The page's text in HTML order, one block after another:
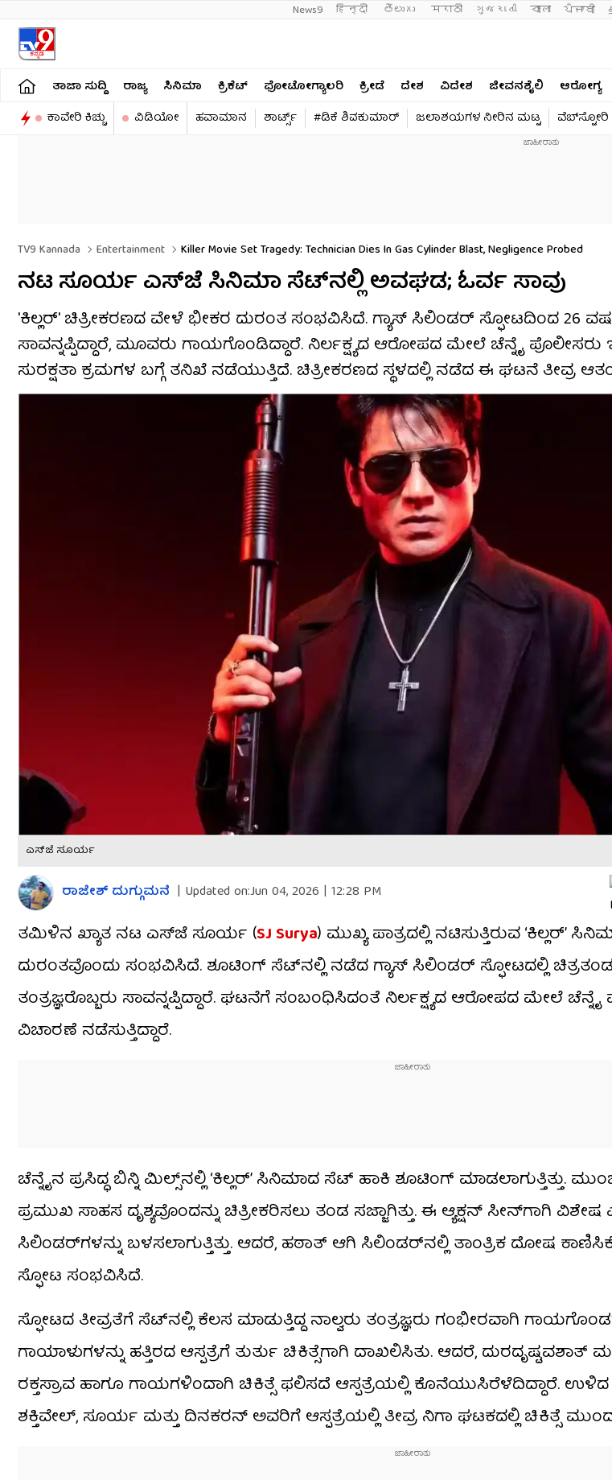
News9 हिन्दी తెలుగు मराठी ગુજરાતી বাংলা ਪੰਜਾਬੀ
ತಾಜಾ ಸುದ್ದಿ ರಾಜ್ಯ ಸಿನಿಮಾ ಕ್ರಿಕೆಟ್​ ಫೋಟೋಗ್ಯಾಲರಿ ಕ್ರೀಡೆ ದೇಶ ವಿದೇಶ ಜೀವನಶೈಲಿ ಆರೋಗ್ಯ
ಕಾವೇರಿ ಕಿಚ್ಚು
ವಿಡಿಯೋ ಹವಾಮಾನ ಶಾರ್ಟ್ಸ್​ #ಡಿಕೆ ಶಿವಕುಮಾರ್​ ಜಲಾಶಯಗಳ ನೀರಿನ ಮಟ್ಟ ವೆಬ್​ಸ್ಟೋರಿ
TV9 Kannada Entertainment Killer Movie Set Tragedy: Technician Dies In Gas Cylinder Blast, Negligence Probed
ನಟ ಸೂರ್ಯ ಎಸ್‌ಜೆ ಸಿನಿಮಾ ಸೆಟ್​​​ನಲ್ಲಿ ಅವಘಡ; ಓರ್ವ ಸಾವು
'ಕಿಲ್ಲರ್' ಚಿತ್ರೀಕರಣದ ವೇಳೆ ಭೀಕರ ದುರಂತ ಸಂಭವಿಸಿದೆ. ಗ್ಯಾಸ್ ಸಿಲಿಂಡರ್ ಸ್ಫೋಟದಿಂದ 26
ಸಾವನ್ನಪ್ಪಿದ್ದಾರೆ, ಮೂವರು ಗಾಯಗೊಂಡಿದ್ದಾರೆ. ನಿರ್ಲಕ್ಷ್ಯದ ಆರೋಪದ ಮೇಲೆ ಚೆನ್ನೈ ಪೊಲೀಸರು
ಸುರಕ್ಷತಾ ಕ್ರಮಗಳ ಬಗ್ಗೆ ತನಿಖೆ ನಡೆಯುತ್ತಿದೆ. ಚಿತ್ರೀಕರಣದ ಸ್ಥಳದಲ್ಲಿ ನಡೆದ ಈ ಘಟನೆ ತೀವ್ರ
ಎಸ್​​ಜೆ ಸೂರ್ಯ
ರಾಜೇಶ್ ದುಗ್ಗುಮನೆ | Updated on:Jun 04, 2026 | 12:28 PM
ತಮಿಳಿನ ಖ್ಯಾತ ನಟ ಎಸ್‌ಜೆ ಸೂರ್ಯ (SJ Surya) ಮುಖ್ಯ ಪಾತ್ರದಲ್ಲಿ ನಟಿಸುತ್ತಿರುವ ‘ಕಿಲ್ಲರ್’
ದುರಂತವೊಂದು ಸಂಭವಿಸಿದೆ. ಶೂಟಿಂಗ್ ಸೆಟ್‌ನಲ್ಲಿ ನಡೆದ ಗ್ಯಾಸ್ ಸಿಲಿಂಡರ್ ಸ್ಫೋಟದಲ್ಲಿ
ತಂತ್ರಜ್ಞರೊಬ್ಬರು ಸಾವನ್ನಪ್ಪಿದ್ದಾರೆ. ಘಟನೆಗೆ ಸಂಬಂಧಿಸಿದಂತೆ ನಿರ್ಲಕ್ಷ್ಯದ ಆರೋಪದ ಮೇಲೆ ಚೆನ್ನೈ
ವಿಚಾರಣೆ ನಡೆಸುತ್ತಿದ್ದಾರೆ.
ಚೆನ್ನೈನ ಪ್ರಸಿದ್ಧ ಬಿನ್ನಿ ಮಿಲ್ಸ್‌ನಲ್ಲಿ ‘ಕಿಲ್ಲರ್’ ಸಿನಿಮಾದ ಸೆಟ್ ಹಾಕಿ ಶೂಟಿಂಗ್ ಮಾಡಲಾಗುತ್ತಿತ್ತು.
ಪ್ರಮುಖ ಸಾಹಸ ದೃಶ್ಯವೊಂದನ್ನು ಚಿತ್ರೀಕರಿಸಲು ತಂಡ ಸಜ್ಜಾಗಿತ್ತು. ಈ ಆ್ಯಕ್ಷನ್ ಸೀನ್‌ಗಾಗಿ ವಿಶೇಷ
ಸಿಲಿಂಡರ್‌ಗಳನ್ನು ಬಳಸಲಾಗುತ್ತಿತ್ತು. ಆದರೆ, ಹಠಾತ್ ಆಗಿ ಸಿಲಿಂಡರ್‌ನಲ್ಲಿ ತಾಂತ್ರಿಕ ದೋಷ
ಸ್ಫೋಟ ಸಂಭವಿಸಿದೆ.
ಸ್ಫೋಟದ ತೀವ್ರತೆಗೆ ಸೆಟ್‌ನಲ್ಲಿ ಕೆಲಸ ಮಾಡುತ್ತಿದ್ದ ನಾಲ್ವರು ತಂತ್ರಜ್ಞರು ಗಂಭೀರವಾಗಿ
ಗಾಯಾಳುಗಳನ್ನು ಹತ್ತಿರದ ಆಸ್ಪತ್ರೆಗೆ ತುರ್ತು ಚಿಕಿತ್ಸೆಗಾಗಿ ದಾಖಲಿಸಿತು. ಆದರೆ,
ರಕ್ತಸ್ರಾವ ಹಾಗೂ ಗಾಯಗಳಿಂದಾಗಿ ಚಿಕಿತ್ಸೆ ಫಲಿಸದೆ ಆಸ್ಪತ್ರೆಯಲ್ಲಿ ಕೊನೆಯುಸಿರೆಳೆದಿದ್ದಾರೆ. ಉಳಿದ
ಶಕ್ತಿವೇಲ್, ಸೂರ್ಯ ಮತ್ತು ದಿನಕರನ್ ಅವರಿಗೆ ಆಸ್ಪತ್ರೆಯಲ್ಲಿ ತೀವ್ರ ನಿಗಾ ಘಟಕದಲ್ಲಿ ಚಿಕಿತ್ಸೆ